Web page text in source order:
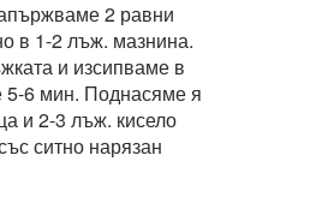
2 равни
в 1-2 лъж. мазнина.
и изсипваме в
6 мин. Поднасяме я
и 2-3 лъж. кисело
ситно нарязан